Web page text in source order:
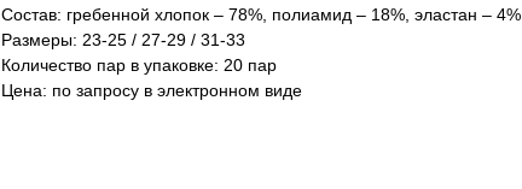
Состав: гребенной хлопок – 78%, полиамид – 18%, эластан – 4%
Размеры: 23-25 / 27-29 / 31-33
Количество пар в упаковке: 20 пар
Цена: по запросу в электронном виде